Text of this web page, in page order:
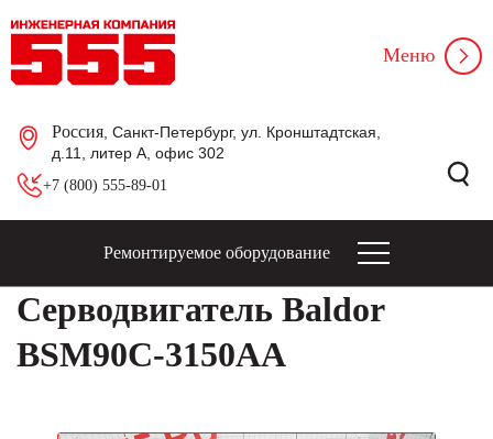
Россия , Санкт-Петербург, ул. Кронштадтская,
д.11, литер А, офис 302
+7 (800) 555-89-01
Меню
Ремонтируемое оборудование
Серводвигатель Baldor
BSM90C-3150AA